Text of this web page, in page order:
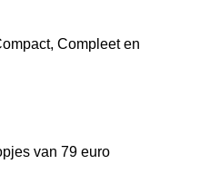
Compleet en
van 79 euro